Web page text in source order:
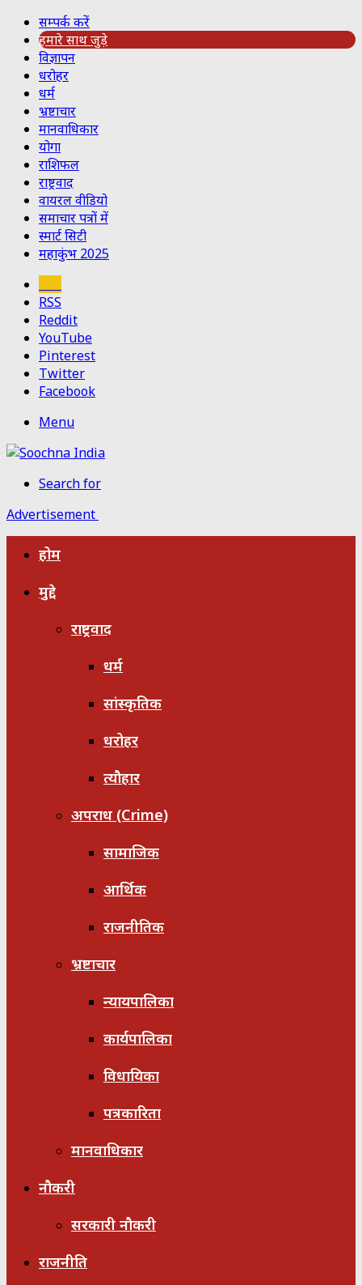
सम्पर्क करें
हमारे साथ जुड़े
विज्ञापन
धरोहर
धर्म
भ्रष्टाचार
मानवाधिकार
योगा
राशिफल
राष्ट्रवाद
वायरल वीडियो
समाचार पत्रों में
स्मार्ट सिटी
महाकुंभ 2025
RSS
Reddit
YouTube
Pinterest
Twitter
Facebook
Menu
Search for
Advertisement
होम
मुद्दे
राष्ट्रवाद
धर्म
सांस्कृतिक
धरोहर
त्यौहार
अपराध (Crime)
सामाजिक
आर्थिक
राजनीतिक
भ्रष्टाचार
न्यायपालिका
कार्यपालिका
विधायिका
पत्रकारिता
मानवाधिकार
नौकरी
सरकारी नौकरी
राजनीति